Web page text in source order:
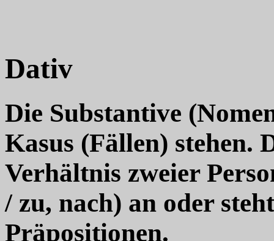
Dativ
Die Substantive
Kasus (Fällen) stehen.
Verhältnis zweier
/ zu, nach) an oder
Präpositionen.